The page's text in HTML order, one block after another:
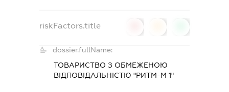
riskFactors.title
dossier.fullName:
ТОВАРИСТВО З ОБМЕЖЕНОЮ
ВІДПОВІДАЛЬНІСТЮ "РИТМ-М 1"